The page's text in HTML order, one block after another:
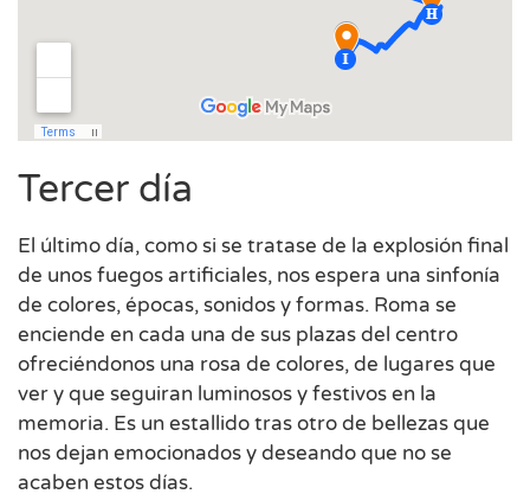
Tercer día
El último día, como si se tratase de la explosión final
de unos fuegos artificiales, nos espera una sinfonía
de colores, épocas, sonidos y formas. Roma se
enciende en cada una de sus plazas del centro
ofreciéndonos una rosa de colores, de lugares que
ver y que seguiran luminosos y festivos en la
memoria. Es un estallido tras otro de bellezas que
nos dejan emocionados y deseando que no se
acaben estos días.